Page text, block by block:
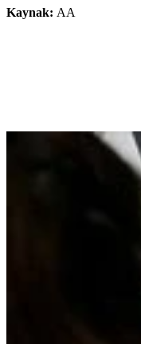
Kaynak: AA